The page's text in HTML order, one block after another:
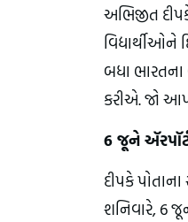
અભિજીત
બધા ભારતના
કરીએ. જો
6 જૂને
દીપકે
શનિવારે, 6